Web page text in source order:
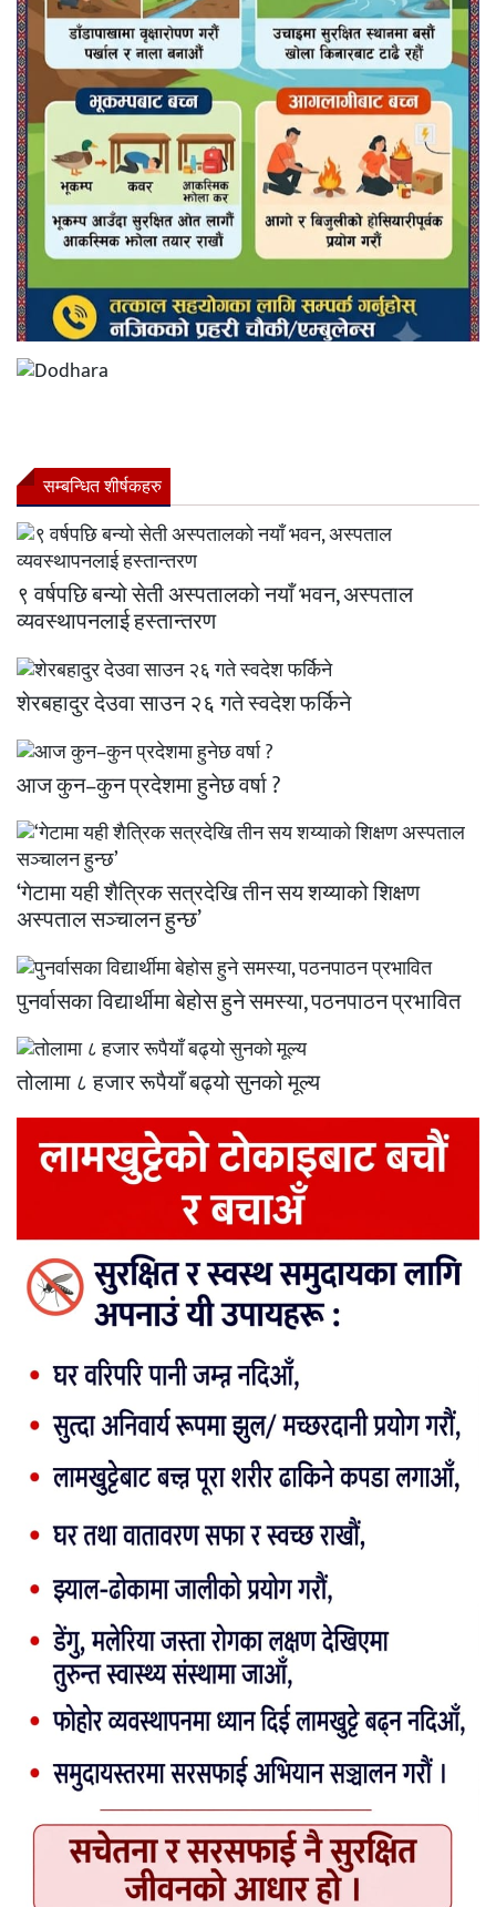
सम्बन्धित शीर्षकहरु
९ वर्षपछि बन्यो सेती अस्पतालको नयाँ भवन, अस्पताल
व्यवस्थापनलाई हस्तान्तरण
शेरबहादुर देउवा साउन २६ गते स्वदेश फर्किने
आज कुन–कुन प्रदेशमा हुनेछ वर्षा ?
‘गेटामा यही शैत्रिक सत्रदेखि तीन सय शय्याको शिक्षण
अस्पताल सञ्चालन हुन्छ’
पुनर्वासका विद्यार्थीमा बेहोस हुने समस्या, पठनपाठन प्रभावित
तोलामा ८ हजार रूपैयाँ बढ्यो सुनको मूल्य